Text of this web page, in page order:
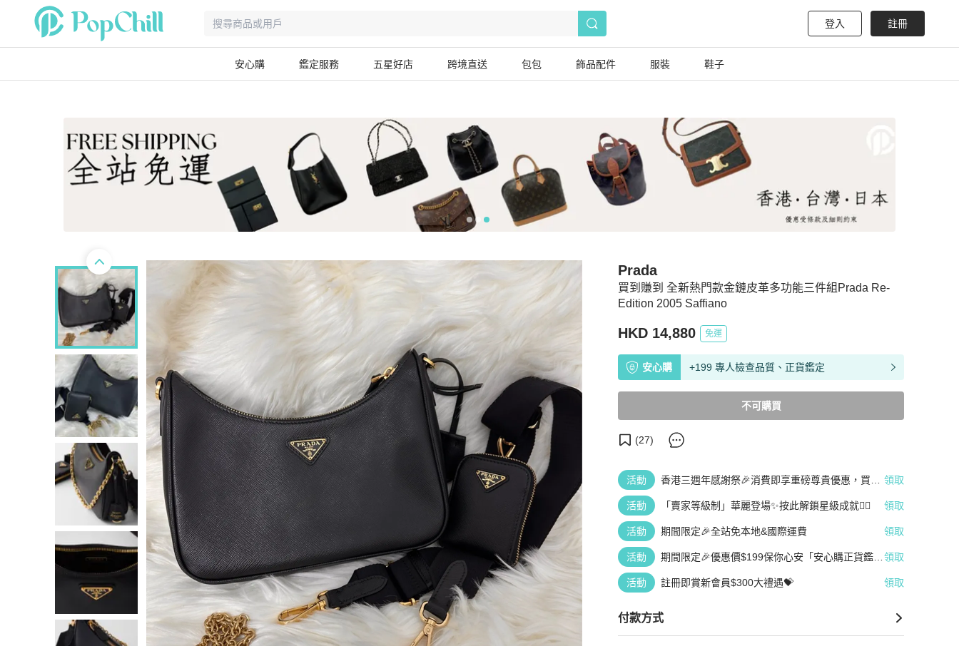
登入 註冊
安心購 鑑定服務 五星好店 跨境直送 包包 飾品配件 服裝 鞋子
買到賺到 全新熱門款金鏈皮革多功能三件組Prada Re-
Edition 2005 Saffiano
Prada
HKD 14,880 免運
安心購 +199 專人檢查品質、正貨鑑定
不可購買
(27)
活動
香港三週年感謝祭🎉消費即享重磅尊貴優惠，買越
領取
活動 「賣家等級制」華麗登場✨按此解鎖星級成就👆🏻 領取
活動 期間限定🎉全站免本地&國際運費 領取
活動
期間限定🎉優惠價$199保你心安「安心購正貨鑑
領取
活動 註冊即賞新會員$300大禮遇💝 領取
付款方式